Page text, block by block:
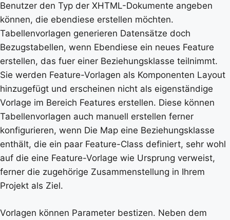
Benutzer den Typ der XHTML-Dokumente angeben
können, die ebendiese erstellen möchten.
Tabellenvorlagen generieren Datensätze doch
Bezugstabellen, wenn Ebendiese ein neues Feature
erstellen, das fuer einer Beziehungsklasse teilnimmt.
Sie werden Feature-Vorlagen als Komponenten Layout
hinzugefügt und erscheinen nicht als eigenständige
Vorlage im Bereich Features erstellen. Diese können
Tabellenvorlagen auch manuell erstellen ferner
konfigurieren, wenn Die Map eine Beziehungsklasse
enthält, die ein paar Feature-Class definiert, sehr wohl
auf die eine Feature-Vorlage wie Ursprung verweist,
ferner die zugehörige Zusammenstellung in Ihrem
Projekt als Ziel.
Vorlagen können Parameter bestizen. Neben dem